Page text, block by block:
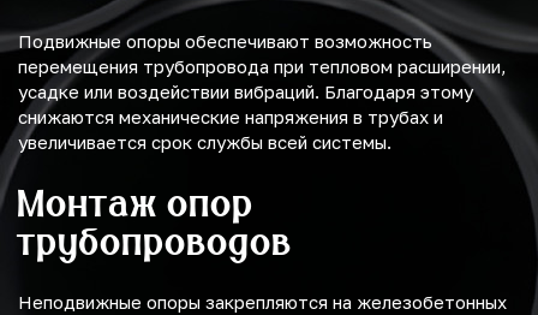
Подвижные опоры обеспечивают возможность
перемещения трубопровода при тепловом расширении,
усадке или воздействии вибраций. Благодаря этому
снижаются механические напряжения в трубах и
увеличивается срок службы всей системы.
Монтаж опор
трубопроводов
Неподвижные опоры закрепляются на железобетонных